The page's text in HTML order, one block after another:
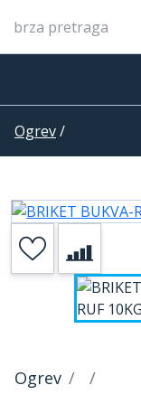
Ogrev/
Ogrev